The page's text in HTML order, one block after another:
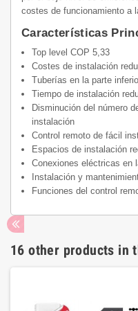
costes de funcionamiento a
Características
Top level COP 5,33
Costes de instalación
Tuberías en la parte
Tiempo de instalación
Disminución del número
instalación
Control remoto de fácil
Espacios de instalación
Conexiones eléctricas en
Instalación y
Funciones del control
16 other products in